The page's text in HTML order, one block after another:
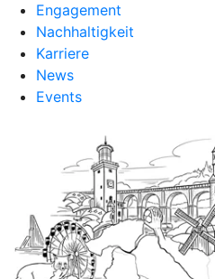
Engagement
Nachhaltigkeit
Karriere
News
Events